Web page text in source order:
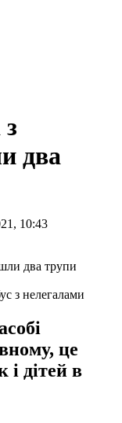
два
10:43
з нелегалами
це
і дітей в